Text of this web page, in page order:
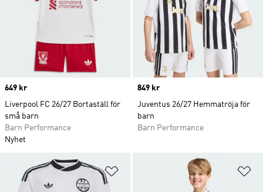
Price
649 kr
Liverpool FC 26/27 Bortaställ för
små barn
Barn Performance
Nyhet
Price
849 kr
Juventus 26/27 Hemmatröja för
barn
Barn Performance
Lägg till på önskelistan